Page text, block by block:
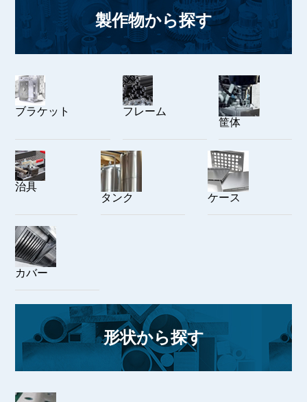
製作物から探す
ブラケット
フレーム
筐体
治具
タンク
ケース
カバー
形状から探す